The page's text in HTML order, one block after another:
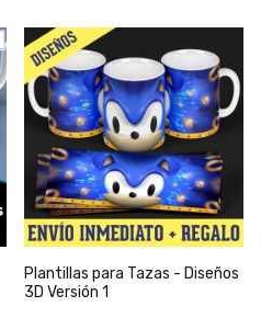
Plantillas para Tazas - Diseños
3D Versión 1